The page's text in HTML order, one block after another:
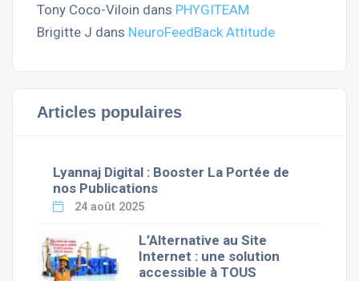
Tony Coco-Viloin dans PHYGITEAM
Brigitte J dans NeuroFeedBack Attitude
Articles populaires
Lyannaj Digital : Booster La Portée de
nos Publications
24 août 2025
L’Alternative au Site
Internet : une solution
accessible à TOUS